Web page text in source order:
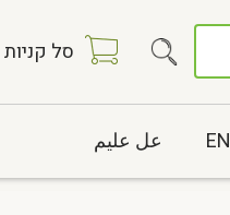
סל קניות
EN عل عليم